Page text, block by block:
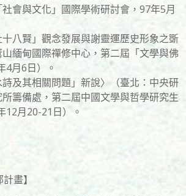
會與文化」國際學術研討會，97年5月
八賢」觀念發展與謝靈運歷史形象之斲
緬甸國際禪修中心，第二屆「文學與佛
4月6日）。
及其相關問題」新說〉（臺北：中央研
籌備處，第二屆中國文學與哲學研究生
12月20-21日）。
畫】